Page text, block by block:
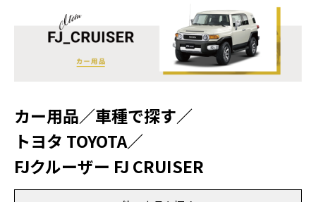
カー用品／車種で探す／
トヨタ TOYOTA／
FJクルーザー FJ CRUISER